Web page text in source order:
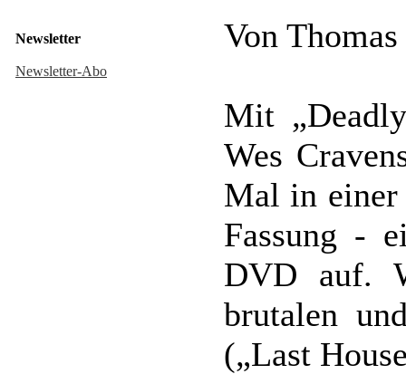
Newsletter
Newsletter-Abo
Von
Mit
Wes
Mal in einer
Fassung -
DVD auf.
brutalen
(„Last